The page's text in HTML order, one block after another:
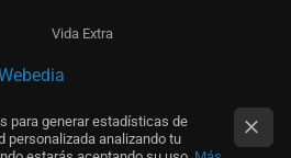
Vida Extra
para generar estadísticas de
personalizada analizando tu